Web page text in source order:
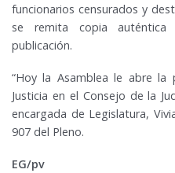
funcionarios censurados y
se remita copia
publicación.
“Hoy la Asamblea le abre
Justicia en el Consejo de la
encargada de Legislatura,
907 del Pleno.
EG/pv